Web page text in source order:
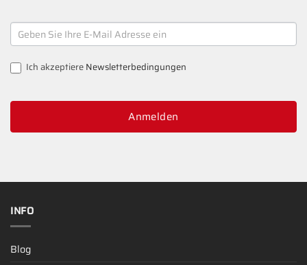
NEWSLETTER
SIGNUP
Ich akzeptiereNewsletterbedingungen
Anmelden
INFO
Blog